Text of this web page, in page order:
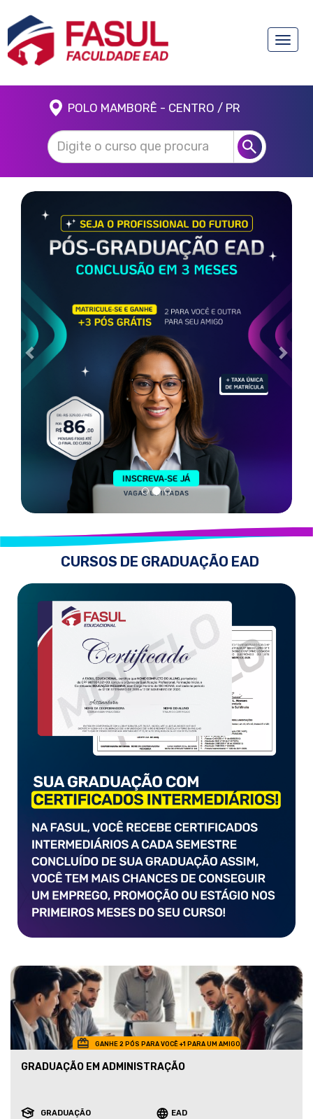
Toggle
POLO MAMBORÊ - CENTRO / PR
CURSOS DE GRADUAÇÃO EAD
GANHE 2 PÓS PARA VOCÊ +1 PARA UM AMIGO
GRADUAÇÃO EM ADMINISTRAÇÃO
GRADUAÇÃO EAD